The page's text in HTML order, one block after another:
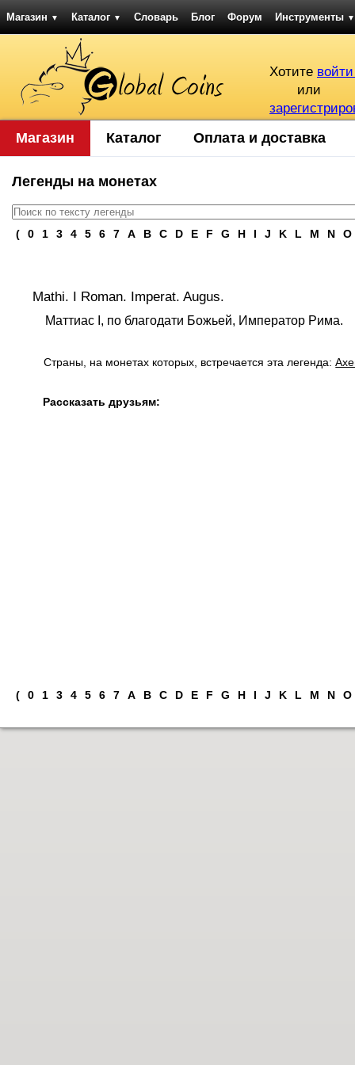
Магазин ▼ Каталог ▼ Словарь Блог Форум Инструменты ▼
Хотите
или
Магазин Каталог Оплата и доставка
Легенды на монетах
( 0 1 3 4 5 6 7 A B C D E F G H I J K L M N O
Mathi. I Roman. Imperat. Augus.
Маттиас I, по благодати Божьей, Император Рима.
Страны, на монетах которых, встречается эта легенда:
Рассказать друзьям:
( 0 1 3 4 5 6 7 A B C D E F G H I J K L M N O